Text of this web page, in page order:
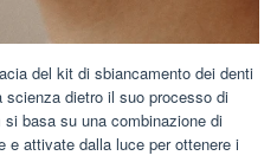
del kit di sbiancamento dei denti
scienza dietro il suo processo di
basa su una combinazione di
e attivate dalla luce per ottenere i